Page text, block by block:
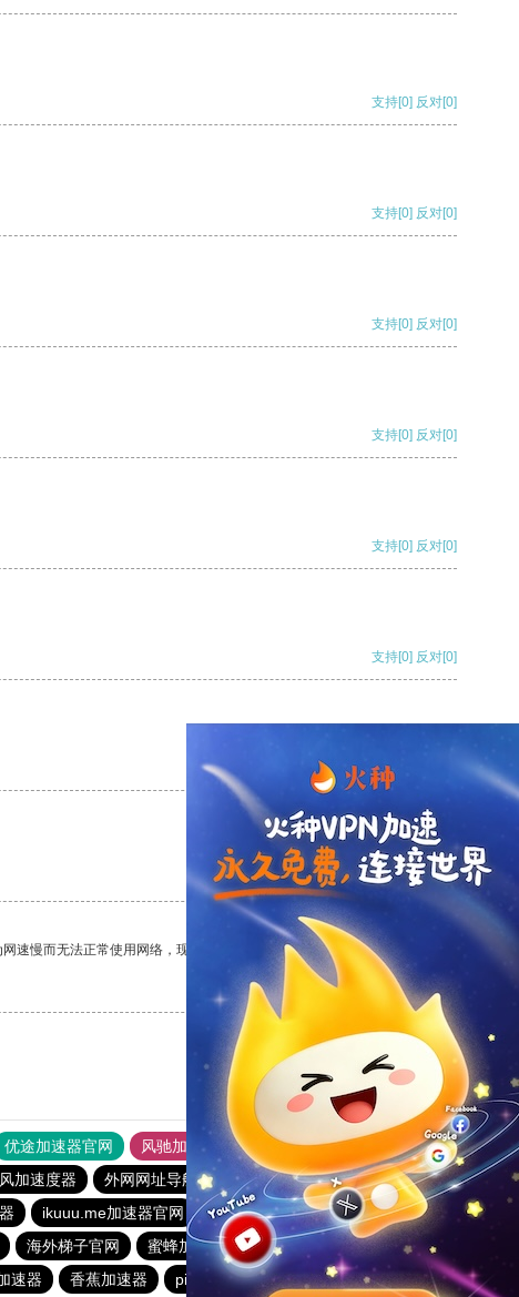
支持[0] 反对[0]
支持[0] 反对[0]
支持[0] 反对[0]
支持[0] 反对[0]
支持[0] 反对[0]
支持[0] 反对[0]
支持
支持[0] 反对[0]
慢而无法正常使用网络，现在有了这个app，我再也不用担心了。
支持[0] 反对[0]
优途加速器官网 风驰加速器
旋风加速器
加速度器 外网网址导航 软件中心 大象加速器
优云666
ikuuu.me加速器官网 bluelayer加速器
蚂蚁加速器
海外梯子官网 蜜蜂加速器 荔枝加速器
原子加速器
速器 香蕉加速器 pigcha加速器 哇哇加速器